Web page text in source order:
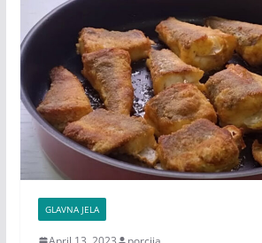
GLAVNA JELA